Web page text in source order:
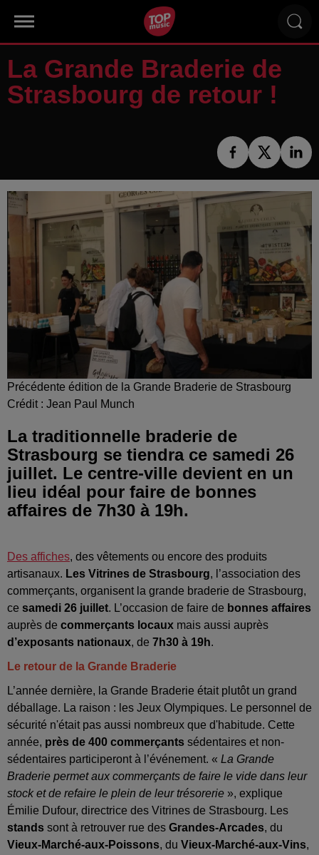
La Grande Braderie de
Strasbourg de retour !
Précédente édition de la Grande Braderie de Strasbourg
Crédit : Jean Paul Munch
La traditionnelle braderie de
Strasbourg se tiendra ce samedi 26
juillet. Le centre-ville devient en un
lieu idéal pour faire de bonnes
affaires de 7h30 à 19h.
Des affiches, des vêtements ou encore des produits
artisanaux. Les Vitrines de Strasbourg, l’association des
commerçants, organisent la grande braderie de Strasbourg,
ce samedi 26 juillet. L’occasion de faire de bonnes affaires
auprès de commerçants locaux mais aussi auprès
d’exposants nationaux, de 7h30 à 19h.
Le retour de la Grande Braderie
L’année dernière, la Grande Braderie était plutôt un grand
déballage. La raison : les Jeux Olympiques. Le personnel de
sécurité n'était pas aussi nombreux que d'habitude. Cette
année, près de 400 commerçants sédentaires et non-
sédentaires participeront à l’événement. « La Grande
Braderie permet aux commerçants de faire le vide dans leur
stock et de refaire le plein de leur trésorerie », explique
Émilie Dufour, directrice des Vitrines de Strasbourg. Les
stands sont à retrouver rue des Grandes-Arcades, du
Vieux-Marché-aux-Poissons, du Vieux-Marché-aux-Vins,